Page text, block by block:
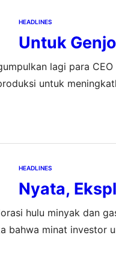
HEADLINES
Untuk
lagi para
untuk
Produksi
HEADLINES
Nyata,
hulu minyak dan
bahwa minat investor